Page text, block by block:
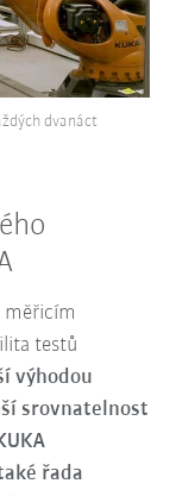
dvanáct
měřicím
testů
výhodou
srovnatelnost
řada